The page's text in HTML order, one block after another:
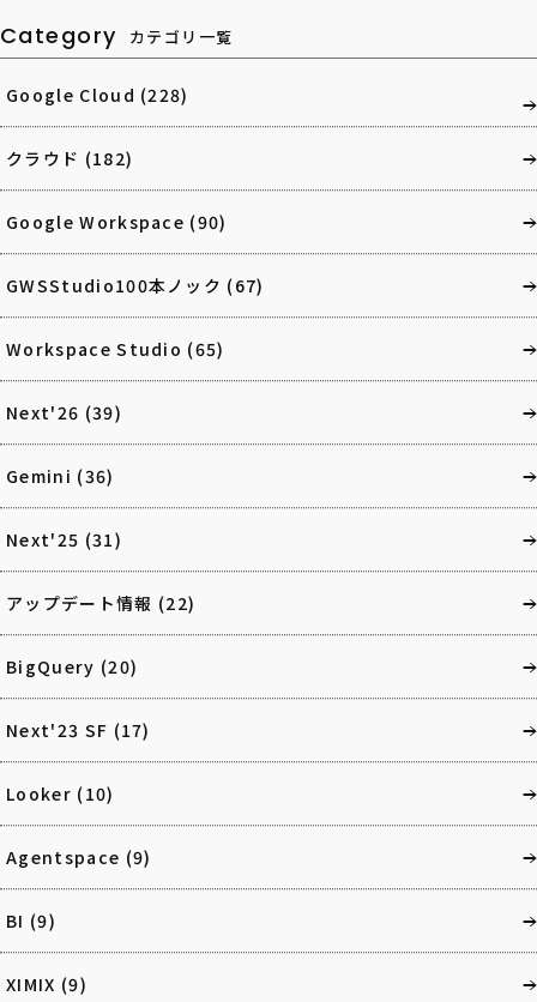
Category カテゴリ一覧
Google Cloud (228)
クラウド (182)
Google Workspace (90)
GWSStudio100本ノック (67)
Workspace Studio (65)
Next'26 (39)
Gemini (36)
Next'25 (31)
アップデート情報 (22)
BigQuery (20)
Next'23 SF (17)
Looker (10)
Agentspace (9)
BI (9)
XIMIX (9)